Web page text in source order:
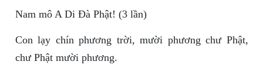
Nam mô A Di Đà Phật! (3 lần)
Con lạy chín phương trời, mười phương chư Phật,
chư Phật mười phương.